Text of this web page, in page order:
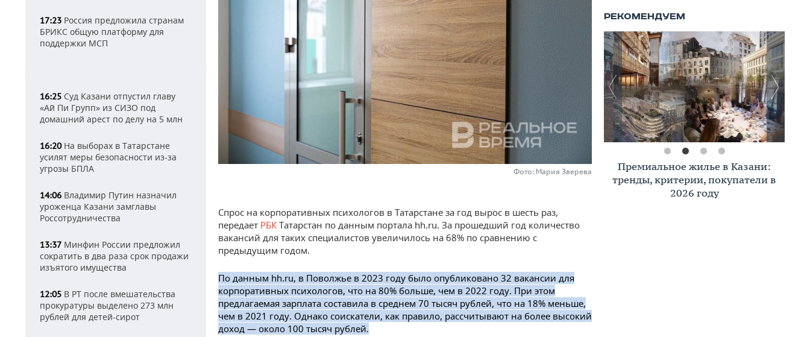
17:23 Россия предложила странам
БРИКС общую платформу для
поддержки МСП
16:25 Суд Казани отпустил главу
«Ай Пи Групп» из СИЗО под
домашний арест по делу на 5 млн
16:20На выборах в Татарстане
усилят меры безопасности из-за
угрозы БПЛА
14:06 Владимир Путин назначил
уроженца Казани замглавы
Россотрудничества
13:37 Минфин России предложил
сократить в два раза срок продажи
изъятого имущества
12:05 В РТ после вмешательства
прокуратуры выделено 273 млн
рублей для детей-сирот
Фото: Мария Зверева
Спрос на корпоративных психологов в Татарстане за год вырос в шесть раз,
передает РБК Татарстан по данным портала hh.ru. За прошедший год количество
вакансий для таких специалистов увеличилось на 68% по сравнению с
предыдущим годом.
По данным hh.ru, в Поволжье в 2023 году было опубликовано 32 вакансии для
корпоративных психологов, что на 80% больше, чем в 2022 году. При этом
предлагаемая зарплата составила в среднем 70 тысяч рублей, что на 18% меньше,
чем в 2021 году. Однако соискатели, как правило, рассчитывают на более высокий
доход — около 100 тысяч рублей.
Премиальное жилье в Казани:
тренды, критерии, покупатели в
2026 году